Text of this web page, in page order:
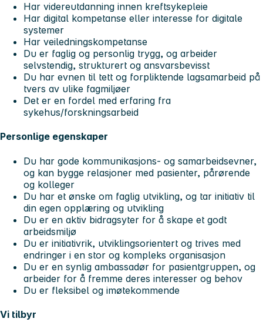
Har videreutdanning innen kreftsykepleie
Har digital kompetanse eller interesse for digitale
systemer
Har veiledningskompetanse
Du er faglig og personlig trygg, og arbeider
selvstendig, strukturert og ansvarsbevisst
Du har evnen til tett og forpliktende lagsamarbeid på
tvers av ulike fagmiljøer
Det er en fordel med erfaring fra
sykehus/forskningsarbeid
Personlige egenskaper
Du har gode kommunikasjons- og samarbeidsevner,
og kan bygge relasjoner med pasienter, pårørende
og kolleger
Du har et ønske om faglig utvikling, og tar initiativ til
din egen opplæring og utvikling
Du er en aktiv bidragsyter for å skape et godt
arbeidsmiljø
Du er initiativrik, utviklingsorientert og trives med
endringer i en stor og kompleks organisasjon
Du er en synlig ambassadør for pasientgruppen, og
arbeider for å fremme deres interesser og behov
Du er fleksibel og imøtekommende
Vi tilbyr